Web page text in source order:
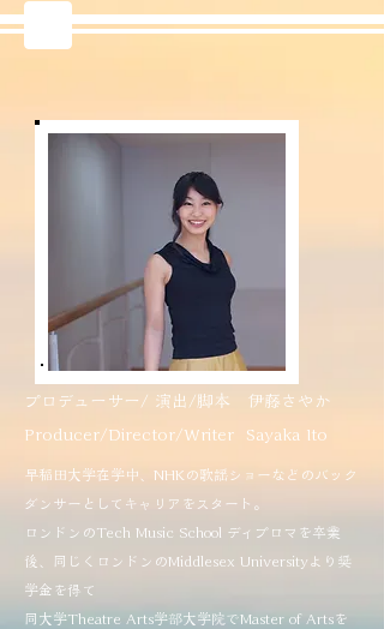
プロデューサー/ 演出/脚本 ​伊藤さやか
Producer/Director/Writer Sayaka Ito
早稲田大学在学中、NHKの歌謡ショーなどのバック
ダンサーとしてキャリアをスタート。
ロンドンのTech Music School ディプロマを卒業
後、同じくロンドンのMiddlesex Universityより奨
学金を得て
同大学Theatre Arts学部大学院でMaster of Artsを